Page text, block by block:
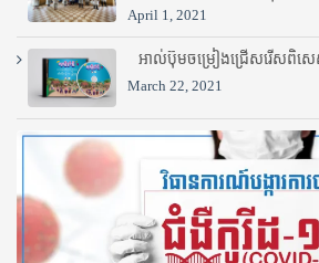
April 1, 2021
អាល់ប៊ុមចម្រៀងជ្រើសរើសពិសេស
March 22, 2021